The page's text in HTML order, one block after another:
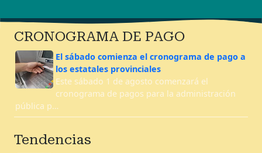
CRONOGRAMA DE PAGO
El sábado comienza el cronograma de pago a
los estatales provinciales
Este sábado 1 de agosto comenzará el
cronograma de pagos para la administración
pública p…
Tendencias